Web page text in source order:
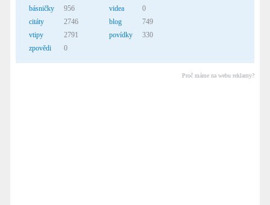
básničky
956
citáty
2746
vtipy
2791
zpovědi
0
videa
0
blog
749
povídky
330
Proč máme na webu reklamy?